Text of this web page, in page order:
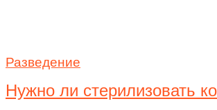
Разведение
Нужно ли стерилизовать